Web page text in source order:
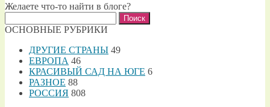
Желаете что-то найти в блоге?
ОСНОВНЫЕ РУБРИКИ
ДРУГИЕ СТРАНЫ 49
ЕВРОПА 46
КРАСИВЫЙ САД НА ЮГЕ 6
РАЗНОЕ 88
РОССИЯ 808